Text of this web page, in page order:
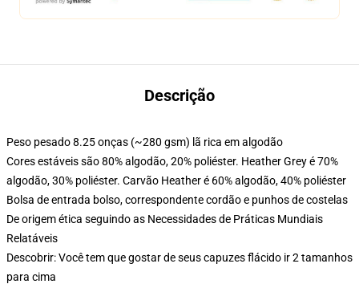
Descrição
Peso pesado 8.25 onças (~280 gsm) lã rica em algodão
Cores estáveis são 80% algodão, 20% poliéster. Heather Grey é 70%
algodão, 30% poliéster. Carvão Heather é 60% algodão, 40% poliéster
Bolsa de entrada bolso, correspondente cordão e punhos de costelas
De origem ética seguindo as Necessidades de Práticas Mundiais
Relatáveis
Descobrir: Você tem que gostar de seus capuzes flácido ir 2 tamanhos
para cima